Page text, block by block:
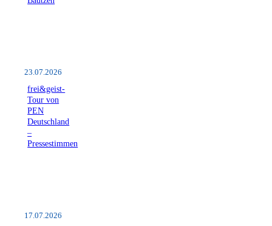
23.07.2026
frei&geist-
Tour von
PEN
Deutschland
–
Pressestimmen
17.07.2026